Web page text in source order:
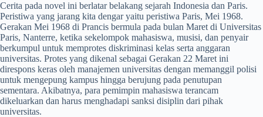
Cerita pada novel ini berlatar belakang sejarah Indonesia dan Paris.
Peristiwa yang jarang kita dengar yaitu peristiwa Paris, Mei 1968.
Gerakan Mei 1968 di Prancis bermula pada bulan Maret di Universitas
Paris, Nanterre, ketika sekelompok mahasiswa, musisi, dan penyair
berkumpul untuk memprotes diskriminasi kelas serta anggaran
universitas. Protes yang dikenal sebagai Gerakan 22 Maret ini
direspons keras oleh manajemen universitas dengan memanggil polisi
untuk mengepung kampus hingga berujung pada penutupan
sementara. Akibatnya, para pemimpin mahasiswa terancam
dikeluarkan dan harus menghadapi sanksi disiplin dari pihak
universitas.